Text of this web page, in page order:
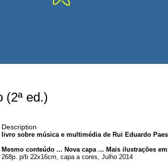
(2ª ed.)
Description
livro sobre música e multimédia de Rui Eduardo Paes
Mesmo conteúdo ... Nova capa ... Mais ilustrações
268p. p/b 22x16cm, capa a cores, Julho 2014